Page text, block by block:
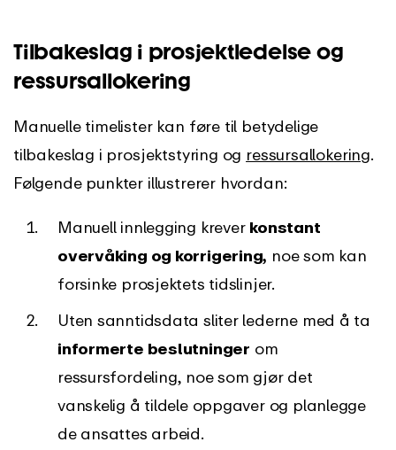
Tilbakeslag i prosjektledelse og
ressursallokering
Manuelle timelister kan føre til betydelige
tilbakeslag i prosjektstyring og ressursallokering.
Følgende punkter illustrerer hvordan:
Manuell innlegging krever konstant
overvåking og korrigering, noe som kan
forsinke prosjektets tidslinjer.
Uten sanntidsdata sliter lederne med å ta
informerte beslutninger om
ressursfordeling, noe som gjør det
vanskelig å tildele oppgaver og planlegge
de ansattes arbeid.